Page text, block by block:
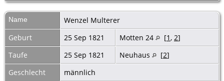
Name Wenzel Multerer
Geburt
25 Sep 1821 Motten 24 [1, 2]
Taufe
25 Sep 1821 Neuhaus [2]
Geschlecht
männlich